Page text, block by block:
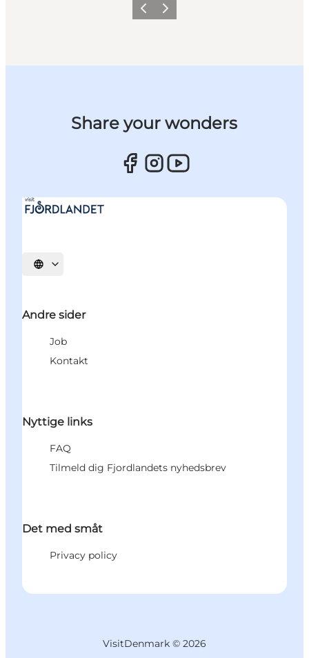
Forrige billede
Næste billede
Share your wonders
Vælg sprog
Andre sider
Job
Kontakt
Nyttige links
FAQ
Tilmeld dig Fjordlandets nyhedsbrev
Det med småt
Privacy policy
VisitDenmark © 2026